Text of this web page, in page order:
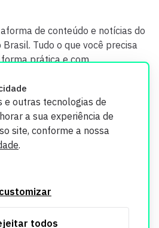
e outras tecnologias de
a sua experiência de
site, conforme a nossa
.
customizar
todos
de conteúdo e notícias do
Tudo o que você precisa
prática e com
coletados em nosso site são
fins de aprimoramento de
Política de Privacidade.